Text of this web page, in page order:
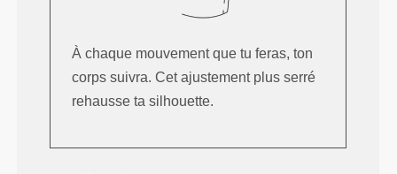
À chaque mouvement que tu feras, ton
corps suivra. Cet ajustement plus serré
rehausse ta silhouette.